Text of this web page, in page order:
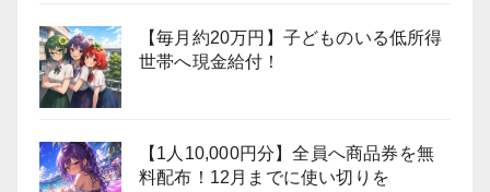
【毎月約20万円】子どものいる低所得
世帯へ現金給付！
【1人10,000円分】全員へ商品券を無
料配布！12月までに使い切りを